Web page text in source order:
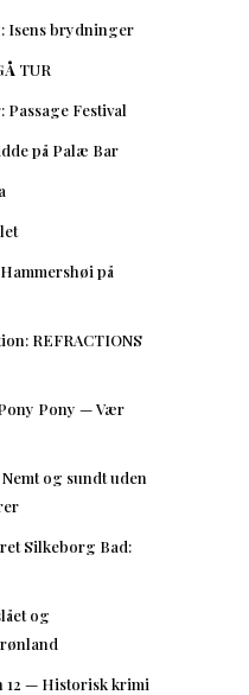
Isens brydninger
TUR
Passage Festival
på Palæ Bar
på
REFRACTIONS
Pony — Vær
og sundt uden
Silkeborg Bad:
og
12 — Historisk krimi